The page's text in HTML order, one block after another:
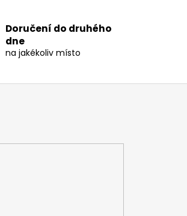
Doručení do druhého
dne
na jakékoliv místo